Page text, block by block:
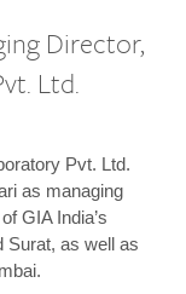
Director,
Ltd.
Pvt. Ltd.
as managing
GIA India’s
Surat, as well as